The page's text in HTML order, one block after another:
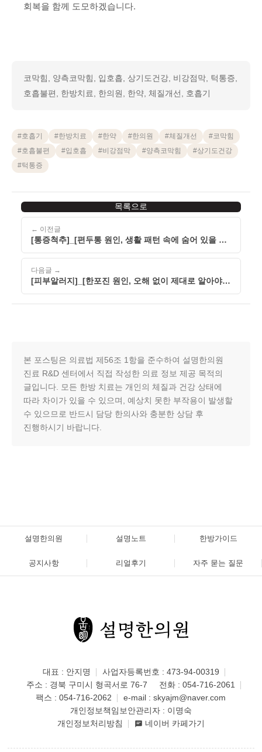
회복을 함께 도모하겠습니다.
코막힘, 양측코막힘, 입호흡, 상기도건강, 비강점막, 턱통증,
호흡불편, 한방치료, 한의원, 한약, 체질개선, 호흡기
#호흡기 #한방치료 #한약 #한의원 #체질개선 #코막힘
#호흡불편 #입호흡 #비강점막 #양측코막힘 #상기도건강
#턱통증
← 이전글
[통증척추]_[편두통 원인, 생활 패턴 속에 숨어 있을 수
있습니다]_[260524]
목록으로
다음글 →
[피부알러지]_[한포진 원인, 오해 없이 제대로 알아야
치료 방향이 보입니다]_[260524]
본 포스팅은 의료법 제56조 1항을 준수하여 설명한의원
진료 R&D 센터에서 직접 작성한 의료 정보 제공 목적의
글입니다. 모든 한방 치료는 개인의 체질과 건강 상태에
따라 차이가 있을 수 있으며, 예상치 못한 부작용이 발생할
수 있으므로 반드시 담당 한의사와 충분한 상담 후
진행하시기 바랍니다.
설명한의원 설명노트 한방가이드
공지사항 리얼후기 자주 묻는 질문
대표 : 안지명
사업자등록번호 : 473-94-00319
주소 : 경북 구미시 형곡서로 76-7
전화 :054-716-2061
팩스 : 054-716-2062
e-mail :skyajm@naver.com
개인정보책임보안관리자 : 이명숙
개인정보처리방침
네이버 카페가기